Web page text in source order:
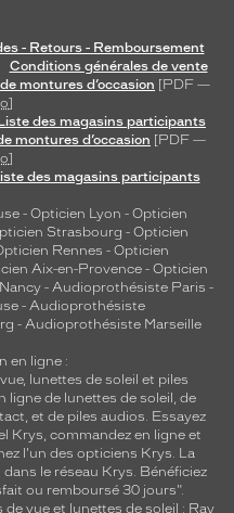
- Retours - Remboursement
Conditions générales de vente
montures d’occasion [PDF —
]
des magasins participants
montures d’occasion [PDF —
]
des magasins participants
- Opticien Lyon - Opticien
Strasbourg - Opticien
Rennes - Opticien
Aix-en-Provence - Opticien
- Audioprothésiste Paris -
- Audioprothésiste
- Audioprothésiste Marseille
en ligne :
, lunettes de soleil et piles
ligne de lunettes de soleil, de
, et de piles audios. Essayez
Krys, commandez en ligne et
l'un des opticiens Krys. La
le réseau Krys. Bénéficiez
ou remboursé 30 jours".
de vue et lunettes de soleil : Ray